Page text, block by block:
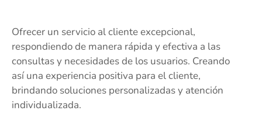
Ofrecer un servicio al cliente excepcional,
respondiendo de manera rápida y efectiva a las
consultas y necesidades de los usuarios. Creando
así una experiencia positiva para el cliente,
brindando soluciones personalizadas y atención
individualizada.